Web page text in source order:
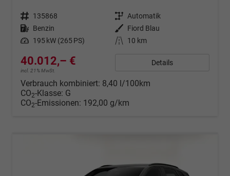
Fahrzeugnr. 135868 Getriebe Automatik
Kraftstoff Benzin Außenfarbe Fiord Blau
Leistung 195 kW (265 PS) Kilometerstand 10 km
40.012,– €
incl. 21% MwSt.
Details
Verbrauch kombiniert: 8,40 l/100km
CO2-Klasse: G
CO2-Emissionen: 192,00 g/km